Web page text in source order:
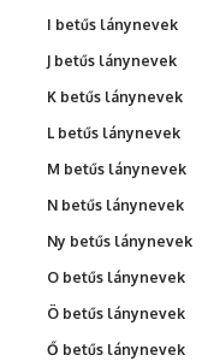
I betűs lánynevek
J betűs lánynevek
K betűs lánynevek
L betűs lánynevek
M betűs lánynevek
N betűs lánynevek
Ny betűs lánynevek
O betűs lánynevek
Ö betűs lánynevek
Ő betűs lánynevek